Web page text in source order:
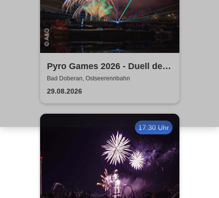
Pyro Games 2026 - Duell der
Feuerwerker
Bad Doberan, Ostseerennbahn
29.08.2026
17:30 Uhr